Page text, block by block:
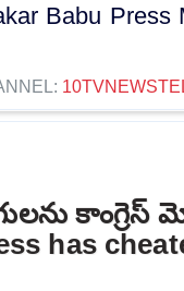
Babu Press
has